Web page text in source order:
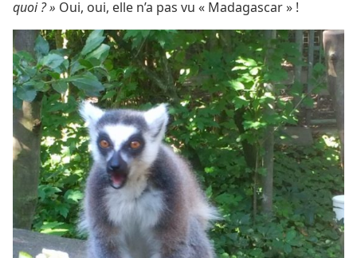
quoi ? » Oui, oui, elle n’a pas vu « Madagascar » !